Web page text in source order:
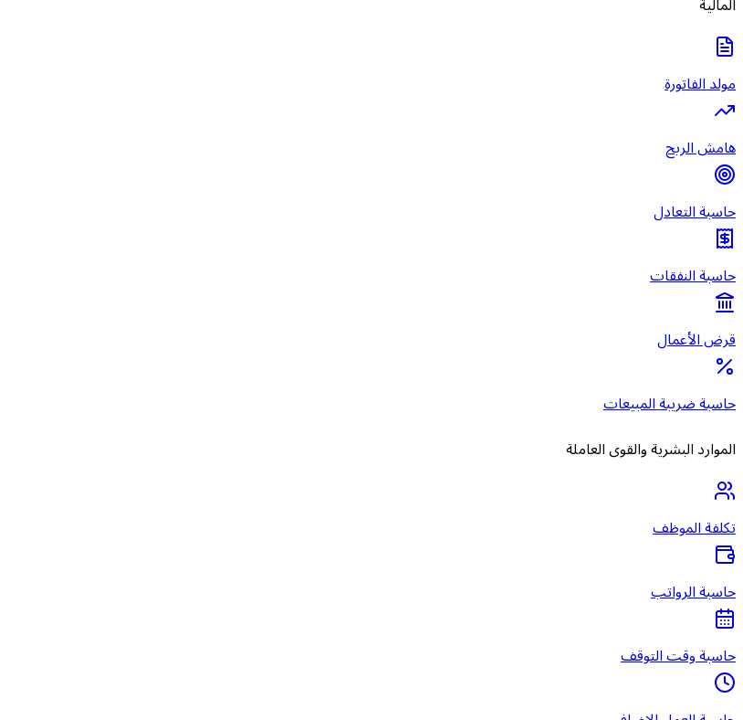
مولد الفاتورة
هامش الربح
حاسبة التعادل
حاسبة النفقات
قرض الأعمال
حاسبة ضريبة المبيعات
الموارد البشرية والقوى العاملة
تكلفة الموظف
حاسبة الرواتب
حاسبة وقت التوقف